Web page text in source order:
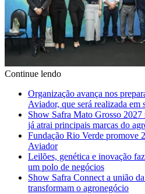
Continue lendo
Organização avança nos
Aviador, que será realizada em
Show Safra Mato Grosso
já atrai principais marcas do
Fundação Rio Verde promove
Aviador
Leilões, genética e inovação
um polo de negócios
Show Safra Connect a união
transformam o agronegócio